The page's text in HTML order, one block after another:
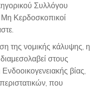
Συλλόγου
Κερδοσκοπικοί
της νομικής κάλυψης, η
στους
βίας,
που